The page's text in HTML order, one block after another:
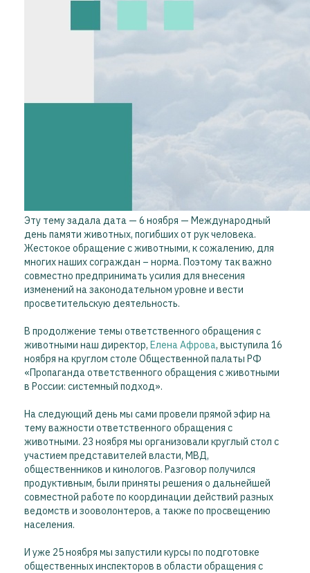
Эту тему задала дата — 6 ноября — Международный
день памяти животных, погибших от рук человека.
Жестокое обращение с животными, к сожалению, для
многих наших сограждан – норма. Поэтому так важно
совместно предпринимать усилия для внесения
изменений на законодательном уровне и вести
просветительскую деятельность.
В продолжение темы ответственного обращения с
животными наш директор, Елена Афрова, выступила 16
ноября на круглом столе Общественной палаты РФ
«Пропаганда ответственного обращения с животными
в России: системный подход».
На следующий день мы сами провели прямой эфир на
тему важности ответственного обращения с
животными. 23 ноября мы организовали круглый стол с
участием представителей власти, МВД,
общественников и кинологов. Разговор получился
продуктивным, были приняты решения о дальнейшей
совместной работе по координации действий разных
ведомств и зооволонтеров, а также по просвещению
населения.
И уже 25 ноября мы запустили курсы по подготовке
общественных инспекторов в области обращения с